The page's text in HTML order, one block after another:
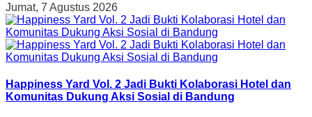
Jumat, 7 Agustus 2026
Happiness Yard Vol. 2 Jadi Bukti Kolaborasi Hotel dan
Komunitas Dukung Aksi Sosial di Bandung